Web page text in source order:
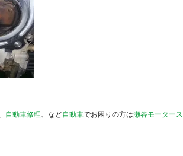
自動車修理、など自動車でお困りの方は瀬谷モータース